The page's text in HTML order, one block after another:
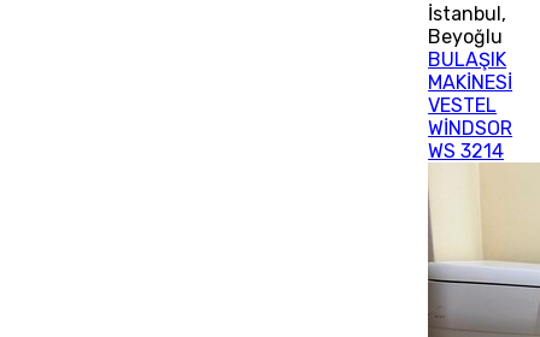
İstanbul,
Beyoğlu
BULAŞIK
MAKİNESİ
VESTEL
WİNDSOR
WS 3214